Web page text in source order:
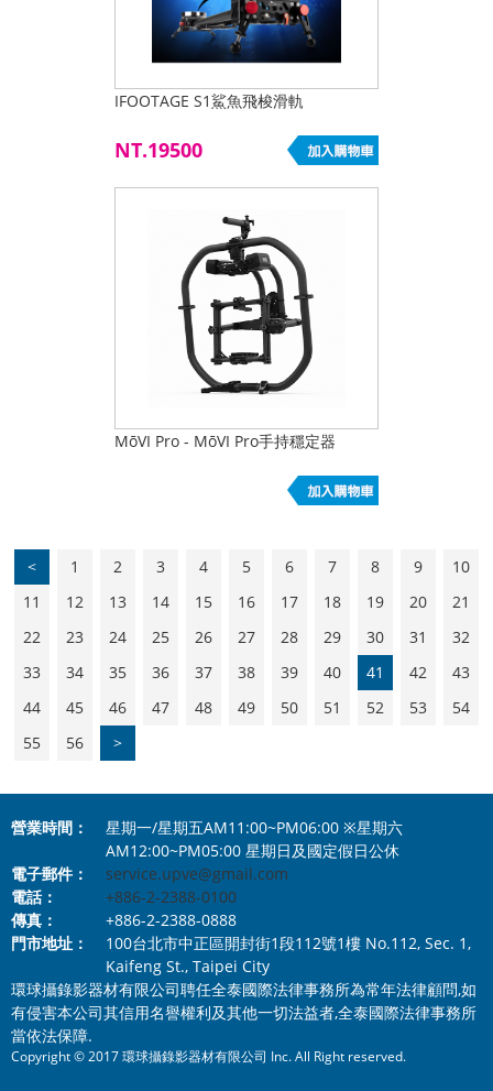
IFOOTAGE S1鯊魚飛梭滑軌
NT.19500
MōVI Pro - MōVI Pro手持穩定器
< 1 2 3 4 5 6 7 8 9
10
11
12 13 14 15 16 17 18 19 20
21
22
23 24 25 26 27 28 29 30 31
32
33
34 35 36 37 38 39 40 41 42
43
44
45 46 47 48 49 50 51 52 53
54
55
56 >
營業時間：
星期一/星期五AM11:00~PM06:00 ※星期六
AM12:00~PM05:00 星期日及國定假日公休
電子郵件：
service.upve@gmail.com
電話：
+886-2-2388-0100
傳真：
+886-2-2388-0888
門市地址：
100台北市中正區開封街1段112號1樓 No.112, Sec. 1,
Kaifeng St., Taipei City
環球攝錄影器材有限公司聘任全泰國際法律事務所為常年法律顧問,如
有侵害本公司其信用名譽權利及其他一切法益者,全泰國際法律事務所
當依法保障.
Copyright © 2017 環球攝錄影器材有限公司 Inc. All Right reserved.